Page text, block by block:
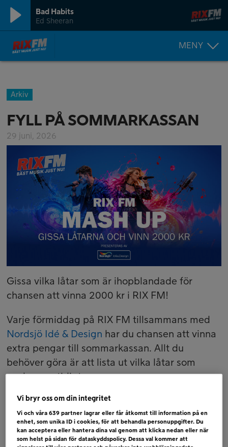
Bad Habits
Ed Sheeran
MENY
Arkiv
FYLL PÅ SOMMARKASSAN
29 juni, 2026
Gissa vilka låtar som är ihopblandade för
chansen att vinna 2000 kr i RIX FM!
Varje förmiddag på RIX FM tillsammans med
Nordsjö Idé & Design har du chansen att vinna
extra pengar till sommarkassan. Allt du
behöver göra är att lista ut vilka låtar som
spelas samtidigt.
Tävla
– Ring in till studion på telefonnummer 90212
– Berätta vilka låtarna är
– Svarar du rätt vinner du 2000 kr frånNordsjö
Vi bryr oss om din integritet
Vi och våra639 partner lagrar eller får åtkomst till information på en
enhet, som unika ID i cookies, för att behandla personuppgifter. Du
kan acceptera eller hantera dina val genom att klicka nedan eller när
som helst på sidan för dataskyddspolicy. Dessa val kommer att